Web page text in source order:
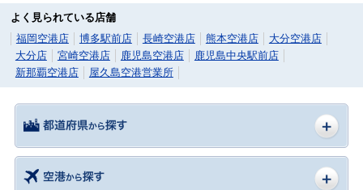
よく見られている店舗
福岡空港店
博多駅前店 長崎空港店 熊本空港店
大分空港店
大分店
宮崎空港店 鹿児島空港店
鹿児島中央駅前店
新那覇空港店
屋久島空港営業所